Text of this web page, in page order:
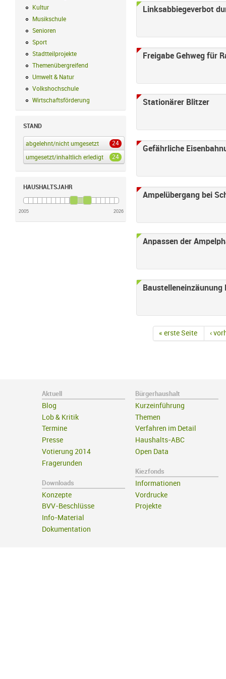
Kultur
Musikschule
Senioren
Sport
Stadtteilprojekte Stadtteilprojekte Filter anwenden
Themenübergreifend
Umwelt & Natur
Volkshochschule
Wirtschaftsförderung Wirtschaftsförderung Filter anwenden
STAND
abgelehnt/nicht umgesetzt 24
abgelehnt/nicht umgesetzt Filter anwenden
umgesetzt/inhaltlich erledigt
24
umgesetzt/inhaltlich erledigt Filter anwenden
HAUSHALTSJAHR
2005 2026
Linksabbiegeverbot
Freigabe Gehweg für
Stationärer Blitzer
Gefährliche
Ampelübergang bei
Anpassen der
« erste Seite ‹
Aktuell
Blog
Lob & Kritik
Termine
Presse
Votierung 2014
Fragerunden
Downloads
Konzepte
BVV-Beschlüsse
Info-Material
Dokumentation
Bürgerhaushalt
Kurzeinführung
Themen
Verfahren im Detail
Haushalts-ABC
Open Data
Kiezfonds
Informationen
Vordrucke
Projekte